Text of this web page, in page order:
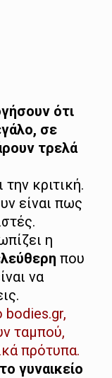
ότι
σε
τρελά
κριτική.
είναι πως
η
που
να
bodies.gr,
ταμπού,
πρότυπα.
γυναικείο